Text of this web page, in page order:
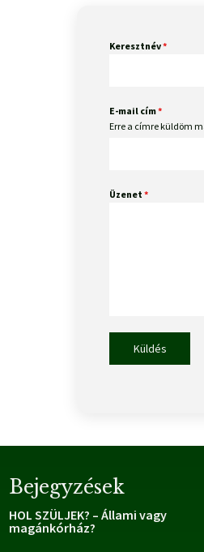
Keresztnév*
E-mail cím*
Erre a címre küldöm
Üzenet *
Küldés
Bejegyzések
HOL SZÜLJEK? – Állami vagy
magánkórház?